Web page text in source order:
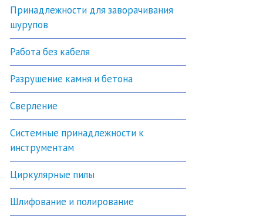
Принадлежности для заворачивания
шурупов
Работа без кабеля
Разрушение камня и бетона
Сверление
Системные принадлежности к
инструментам
Циркулярные пилы
Шлифование и полирование